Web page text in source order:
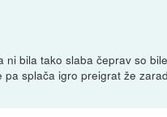
ni bila tako slaba čeprav so
pa splača igro preigrat že